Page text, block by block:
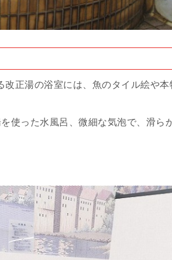
正湯の浴室には、魚のタイル絵や本
使った水風呂、微細な気泡で、滑ら